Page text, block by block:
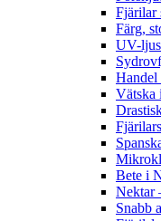
Fjärilar
Färg,
UV-ljus
Handel
Vätska
Bete i
Nektar
Snabb